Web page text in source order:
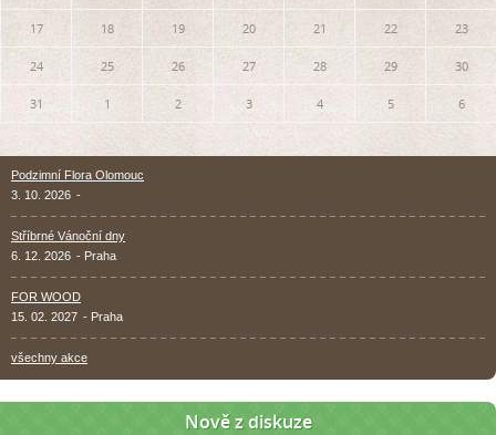
17 18 19 20 21 22 23
24 25 26 27 28 29 30
31 1 2 3 4 5 6
Podzimní Flora Olomouc
3. 10. 2026 -
Stříbrné Vánoční dny
6. 12. 2026 - Praha
FOR WOOD
15. 02. 2027 - Praha
všechny akce
Nově z diskuze